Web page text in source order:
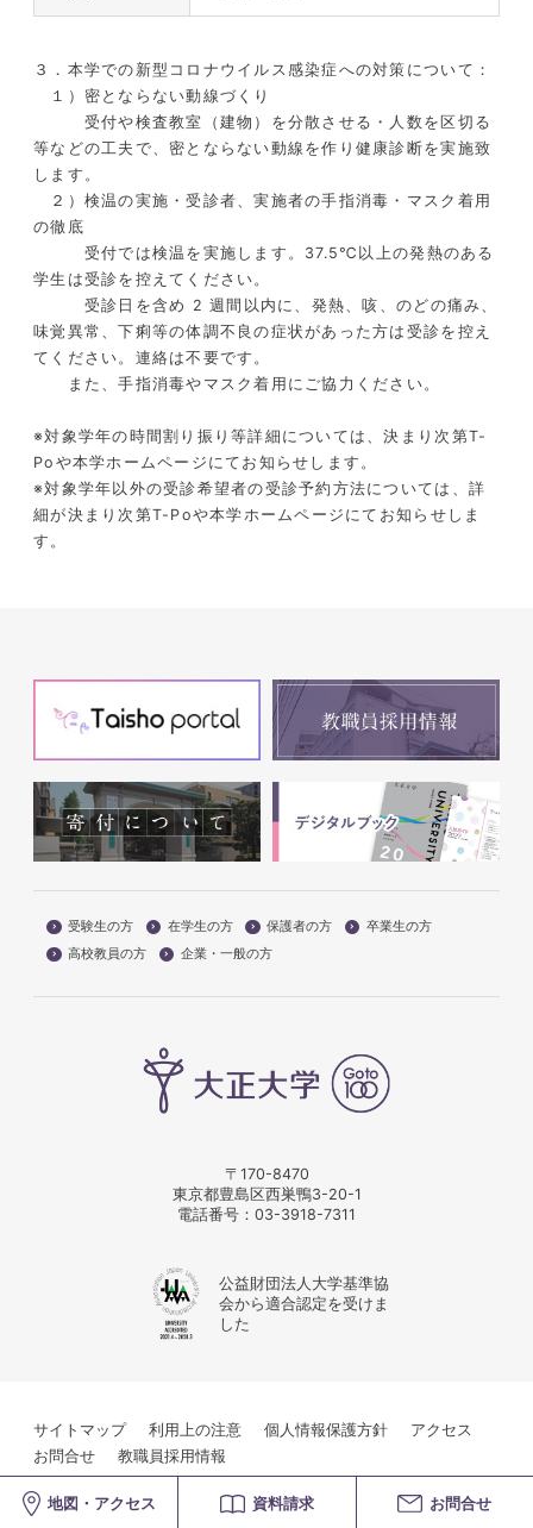
３．本学での新型コロナウイルス感染症への対策について：
１）密とならない動線づくり
受付や検査教室（建物）を分散させる・人数を区切る
等などの工夫で、密とならない動線を作り健康診断を実施致
します。
２）検温の実施・受診者、実施者の手指消毒・マスク着用
の徹底
受付では検温を実施します。 37.5℃以上の発熱のある
学生は受診を控えてください。
受診日を含め 2週間以内に、発熱、咳、のどの痛み、
味覚異常、下痢等の体調不良の症状があった方は受診を控え
てください。連絡は不要です。
また、手指消毒やマスク着用にご協力ください。
※対象学年の時間割り振り等詳細については、決まり次第T-
Po や本学ホームページにてお知らせします。
※対象学年以外の受診希望者の受診予約方法については、詳
細が決まり次第T-Poや本学ホームページにてお知らせしま
す。
受験生の方 在学生の方 保護者の方
卒業生の方
高校教員の方
企業・一般の方
〒170-8470
東京都豊島区西巣鴨3-20-1
電話番号： 03-3918-7311
公益財団法人大学基準協
会から適合認定を受けま
した
サイトマップ 利用上の注意 個人情報保護方針
アクセス
お問合せ
教職員採用情報
地図・アクセス 資料請求 お問合せ